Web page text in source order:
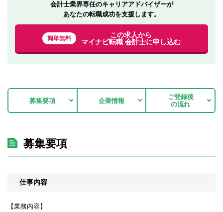
会計士業界専任のキャリアアドバイザーが
あなたの転職成功を支援します。
簡単無料
この求人から
マイナビ転職 会計士に申し込む
募集要項 企業情報
ご登録後
の流れ
募集要項
仕事内容
【業務内容】